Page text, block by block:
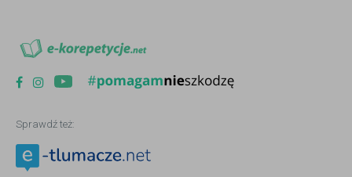
Sprawdź też: